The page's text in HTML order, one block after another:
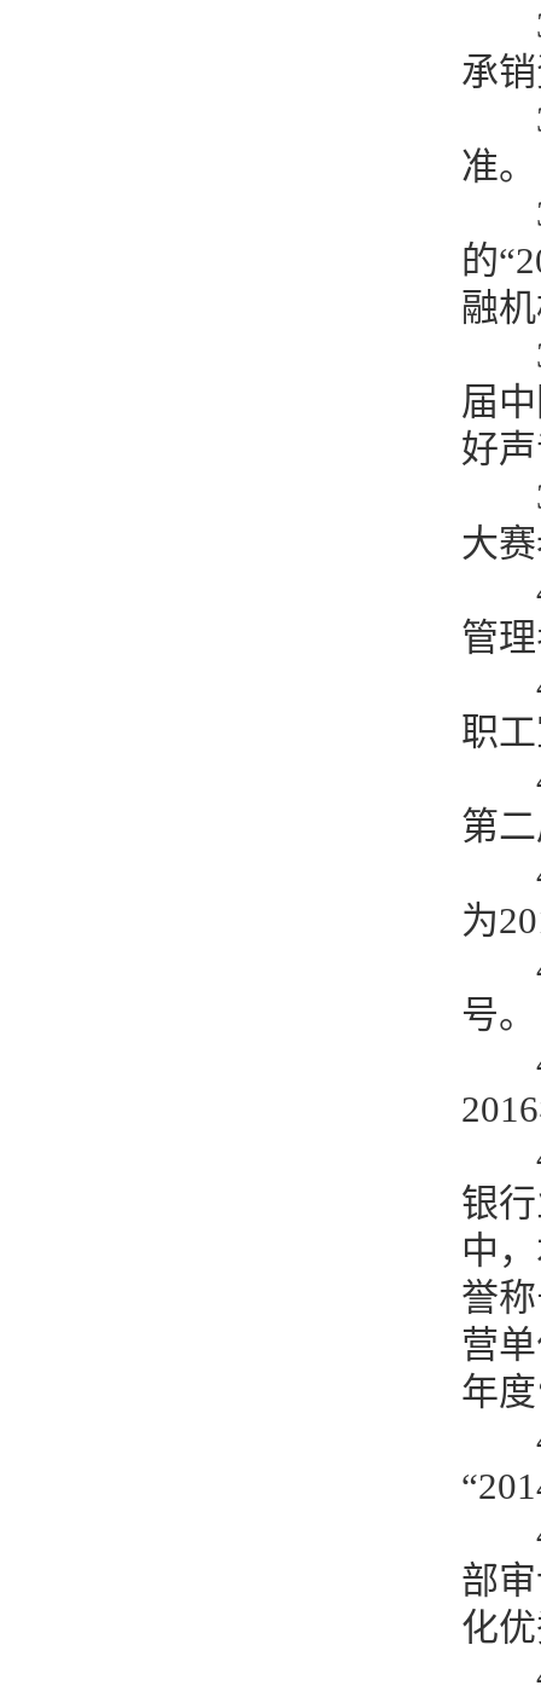
承
准
的
融
届
好
大
管
职
第
为
号
银
中
誉
营
年
部
化